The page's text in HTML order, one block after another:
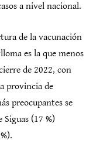
a nivel nacional.
de la vacunación
es la que menos
de 2022, con
provincia de
preocupantes se
(17 %)